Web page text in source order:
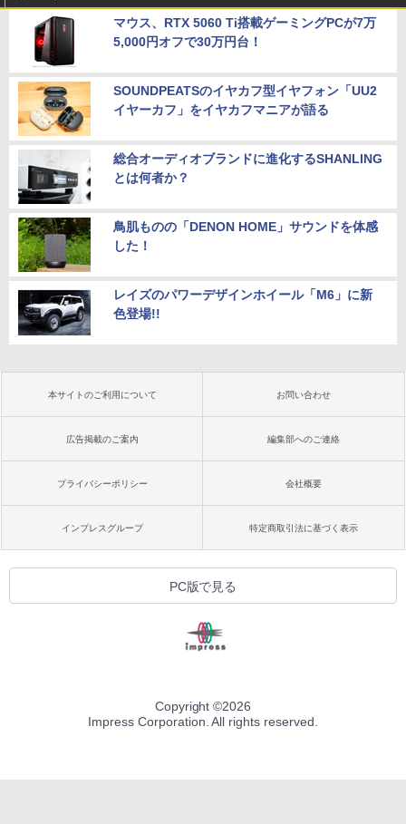
マウス、RTX 5060 Ti搭載ゲーミングPCが7万
5,000円オフで30万円台！
SOUNDPEATSのイヤカフ型イヤフォン「UU2
イヤーカフ」をイヤカフマニアが語る
総合オーディオブランドに進化するSHANLING
とは何者か？
鳥肌ものの「DENON HOME」サウンドを体感
した！
レイズのパワーデザインホイール「M6」に新
色登場!!
本サイトのご利用について お問い合わせ
広告掲載のご案内 編集部へのご連絡
プライバシーポリシー 会社概要
インプレスグループ 特定商取引法に基づく表示
PC版で見る
Copyright ©2026
Impress Corporation. All rights reserved.